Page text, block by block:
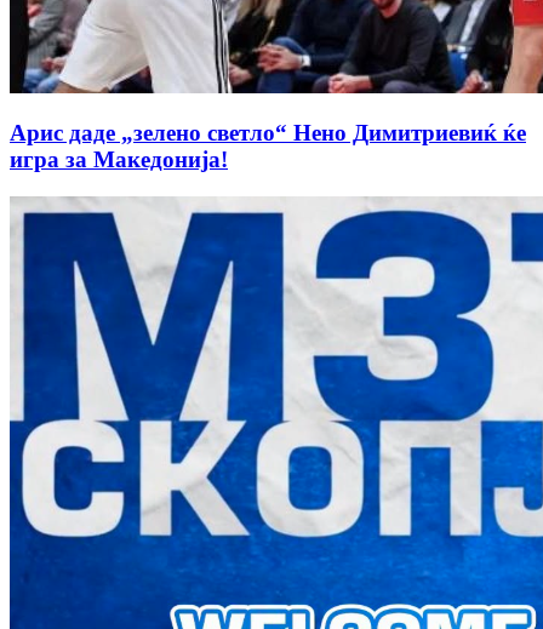
Арис даде „зелено светло“ Нено Димитриевиќ ќе
игра за Македонија!